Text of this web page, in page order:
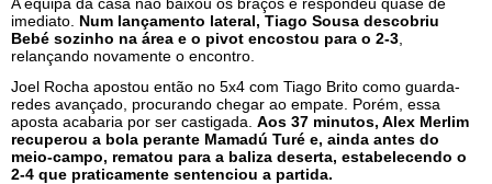
imediato. Num lançamento lateral, Tiago Sousa descobriu
Bebé sozinho na área e o pivot encostou para o 2-3
relançando novamente o encontro.
Joel Rocha apostou então no 5x4 com Tiago Brito como guarda-
redes avançado, procurando chegar ao empate. Porém, essa
aposta acabaria por ser castigada. Aos 37 minutos, Alex Merlim
recuperou a bola perante Mamadú Turé e, ainda antes do
meio-campo, rematou para a baliza deserta, estabelecendo o
2-4 que praticamente sentenciou a partida.